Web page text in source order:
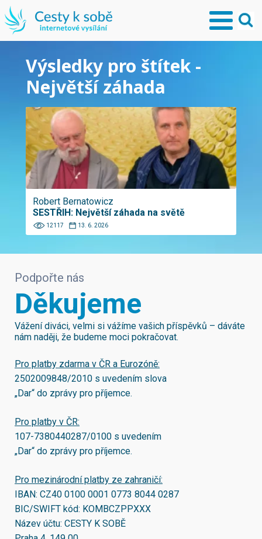
Výsledky pro štítek -
Největší záhada
Robert Bernatowicz
SESTŘIH: Největší záhada na světě
12117 13. 6. 2026
Podpořte nás
Děkujeme
Vážení diváci, velmi si vážíme vašich příspěvků – dáváte
nám naději, že budeme moci pokračovat.
Pro platby zdarma v ČR a Eurozóně:
2502009848/2010 s uvedením slova
„Dar“ do zprávy pro příjemce.
Pro platby v ČR:
107-7380440287/0100 s uvedením
„Dar“ do zprávy pro příjemce.
Pro mezinárodní platby ze zahraničí:
IBAN: CZ40 0100 0001 0773 8044 0287
BIC/SWIFT kód: KOMBCZPPXXX
Název účtu: CESTY K SOBĚ